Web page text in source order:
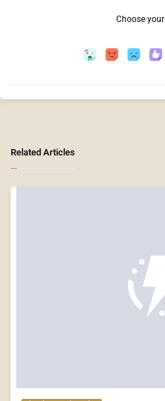
Choose your
Related Articles